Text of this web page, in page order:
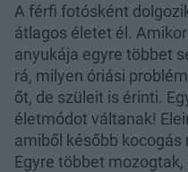
A férfi fotósként
átlagos életet él.
anyukája egyre többet
rá, milyen óriási
őt, de szüleit is érinti.
életmódot váltanak!
amiből később
Egyre többet